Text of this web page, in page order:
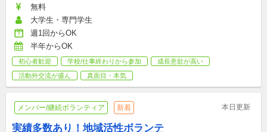
無料
大学生・専門学生
週1回からOK
半年からOK
初心者歓迎 学校/仕事終わりから参加
成長意欲が高い
活動外交流が盛ん
真面目・本気
メンバー/継続ボランティア 新着 本日更新
実績多数あり！地域活性ボランテ